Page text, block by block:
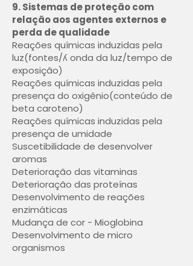
9. Sistemas de proteção com
relação aos agentes externos e
perda de qualidade
Reações químicas induzidas pela
luz(fontes/ʎ onda da luz/tempo de
exposição)
Reações químicas induzidas pela
presença do oxigênio(conteúdo de
beta caroteno)
Reações químicas induzidas pela
presença de umidade
Suscetibilidade de desenvolver
aromas
Deterioração das vitaminas
Deterioração das proteínas
Desenvolvimento de reações
enzimáticas
Mudança de cor - Mioglobina
Desenvolvimento de micro
organismos